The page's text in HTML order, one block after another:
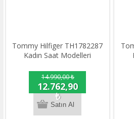
Tommy Hilfiger TH1782287
Kadın Saat Modelleri
14.990,00 ₺
12.762,90
₺